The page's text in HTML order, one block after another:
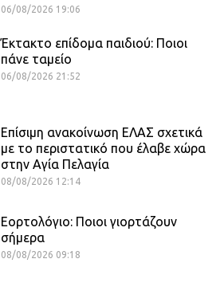
06/08/2026 19:06
Έκτακτο επίδομα παιδιού: Ποιοι
πάνε ταμείο
06/08/2026 21:52
Επίσιμη ανακοίνωση ΕΛΑΣ σχετικά
με το περιστατικό που έλαβε χώρα
στην Αγία Πελαγία
08/08/2026 12:14
Εορτολόγιο: Ποιοι γιορτάζουν
σήμερα
08/08/2026 09:18